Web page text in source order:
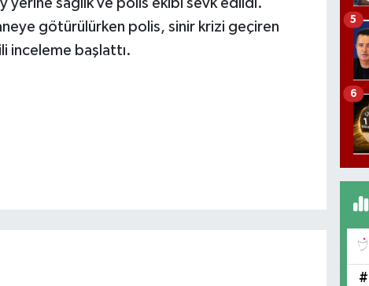
götürülürken polis, sinir krizi geçiren
inceleme başlattı.
5
6
#